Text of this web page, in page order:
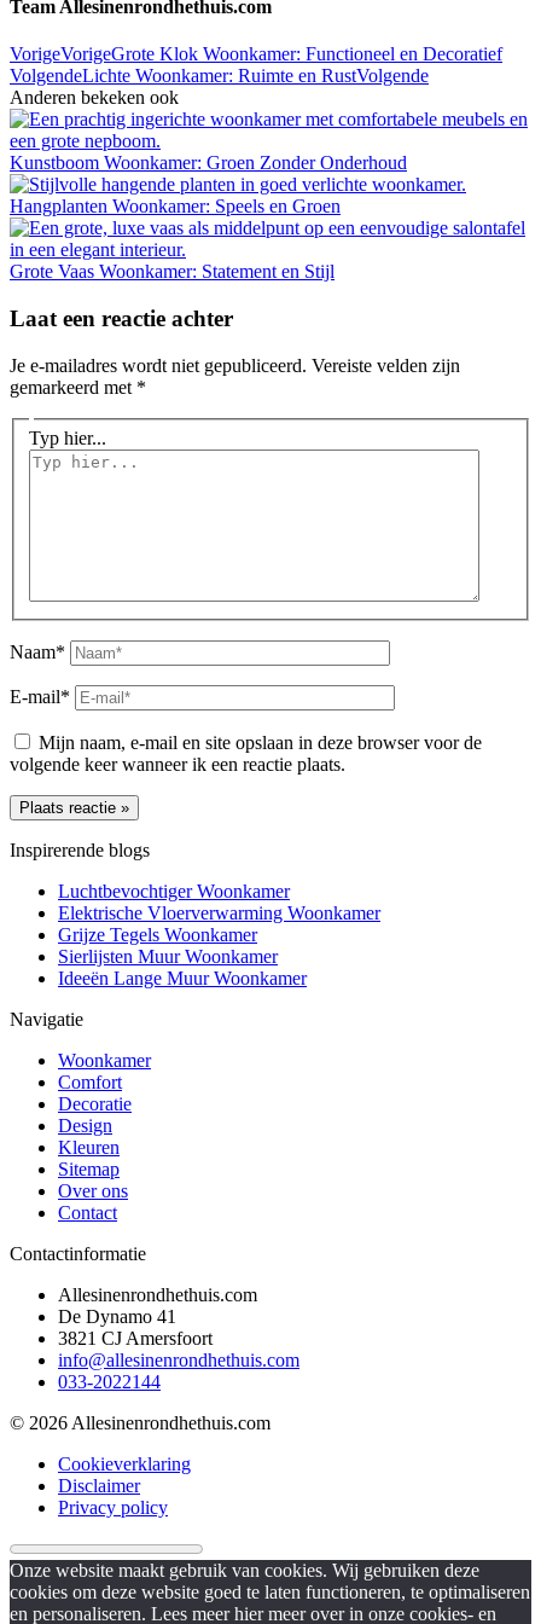
Team Allesinenrondhethuis.com
VorigeVorigeGrote Klok Woonkamer: Functioneel en Decoratief
VolgendeLichte Woonkamer: Ruimte en RustVolgende
Anderen bekeken ook
Kunstboom Woonkamer: Groen Zonder Onderhoud
Hangplanten Woonkamer: Speels en Groen
Grote Vaas Woonkamer: Statement en Stijl
Laat een reactie achter
Je e-mailadres wordt niet gepubliceerd. Vereiste velden zijn
gemarkeerd met *
Typ hier...
Naam*
E-mail*
Mijn naam, e-mail en site opslaan in deze browser voor de
volgende keer wanneer ik een reactie plaats.
Inspirerende blogs
Luchtbevochtiger Woonkamer
Elektrische Vloerverwarming Woonkamer
Grijze Tegels Woonkamer
Sierlijsten Muur Woonkamer
Ideeën Lange Muur Woonkamer
Navigatie
Woonkamer
Comfort
Decoratie
Design
Kleuren
Sitemap
Over ons
Contact
Contactinformatie
Allesinenrondhethuis.com
De Dynamo 41
3821 CJ Amersfoort
info@allesinenrondhethuis.com
033-2022144
© 2026 Allesinenrondhethuis.com
Cookieverklaring
Disclaimer
Privacy policy
Onze website maakt gebruik van cookies. Wij gebruiken deze
cookies om deze website goed te laten functioneren, te optimaliseren
en personaliseren. Lees meer hier meer over in onze cookies- en